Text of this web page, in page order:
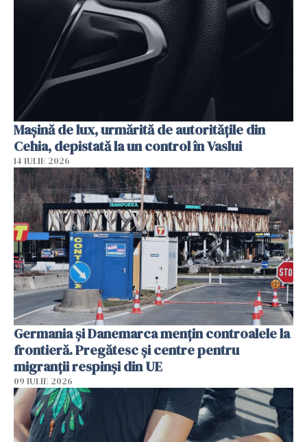
Mașină de lux, urmărită de autoritățile din
Cehia, depistată la un control în Vaslui
14 IULIE 2026
Germania și Danemarca mențin controalele la
frontieră. Pregătesc și centre pentru
migranții respinși din UE
09 IULIE 2026